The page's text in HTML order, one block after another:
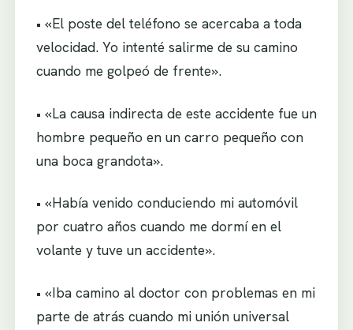
• «El poste del teléfono se acercaba a toda
velocidad. Yo intenté salirme de su camino
cuando me golpeó de frente».
• «La causa indirecta de este accidente fue un
hombre pequeño en un carro pequeño con
una boca grandota».
• «Había venido conduciendo mi automóvil
por cuatro años cuando me dormí en el
volante y tuve un accidente».
• «Iba camino al doctor con problemas en mi
parte de atrás cuando mi unión universal